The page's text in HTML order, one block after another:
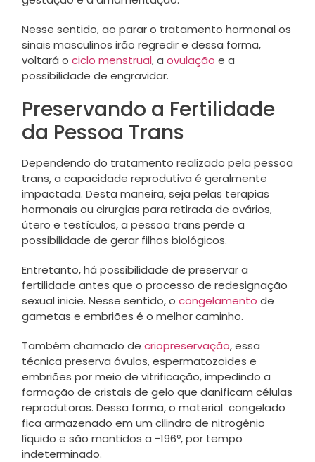
Nesse sentido, ao parar o tratamento hormonal os
sinais masculinos irão regredir e dessa forma,
voltará o ciclo menstrual, a ovulação e a
possibilidade de engravidar.
Preservando a Fertilidade
da Pessoa Trans
Dependendo do tratamento realizado pela pessoa
trans, a capacidade reprodutiva é geralmente
impactada. Desta maneira, seja pelas terapias
hormonais ou cirurgias para retirada de ovários,
útero e testículos, a pessoa trans perde a
possibilidade de gerar filhos biológicos.
Entretanto, há possibilidade de preservar a
fertilidade antes que o processo de redesignação
sexual inicie. Nesse sentido, o congelamento de
gametas e embriões é o melhor caminho.
Também chamado de criopreservação, essa
técnica preserva óvulos, espermatozoides e
embriões por meio de vitrificação, impedindo a
formação de cristais de gelo que danificam células
reprodutoras. Dessa forma, o material congelado
fica armazenado em um cilindro de nitrogênio
líquido e são mantidos a −196º, por tempo
indeterminado.